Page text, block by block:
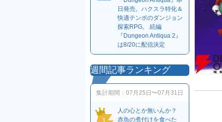
日発売。ハクスラ特化＆
快適テンポのダンジョン
探索RPG。 続編
『Dungeon Antiqua 2』
は8/20に配信決定
週間記事ランキング
集計期間： 07月25日〜07月31日
人の心とか無いんか？
赤魚の煮付けを食べた